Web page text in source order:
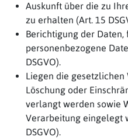
Auskunft über die zu
zu erhalten (Art. 15
Berichtigung der
personenbezogene
DSGVO).
Liegen die gesetzlichen
Löschung oder
verlangt werden sowie
Verarbeitung eingelegt
DSGVO).